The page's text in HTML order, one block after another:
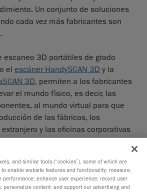
Un conjunto de soluciones
cada vez más fabricantes son
escaneo 3D portátiles de grado
el escáner HandySCAN 3D y la
3D, permiten a los fabricantes
el mundo físico, es decir, las
al mundo virtual para que
de las fábricas, los
y las oficinas corporativas
and similar tools (“cookies”), some of which are
enable website features and functionality; measure,
performance; enhance user experience; record user
personalize content; and support our advertising and